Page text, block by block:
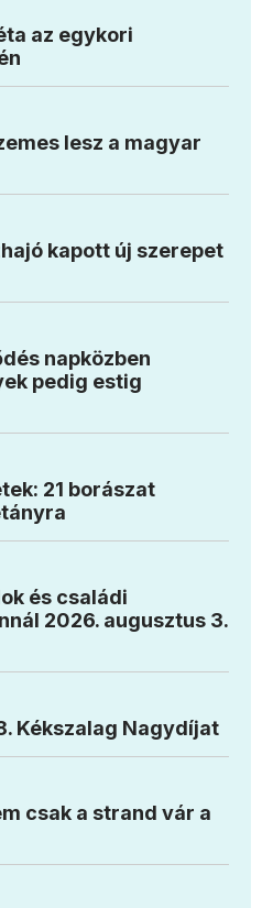
az egykori
lesz a magyar
kapott új szerepet
napközben
pedig estig
21 borászat
és családi
2026. augusztus 3.
Kékszalag Nagydíjat
csak a strand vár a